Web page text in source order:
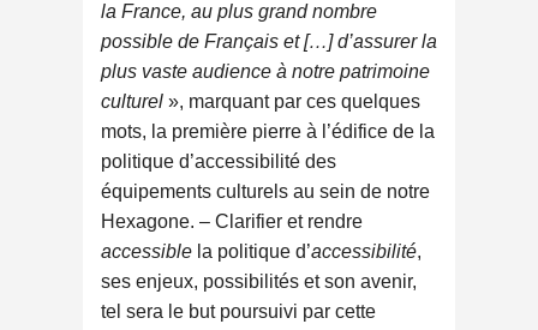
la France, au plus grand nombre
possible de Français et […] d’assurer la
plus vaste audience à notre patrimoine
culturel », marquant par ces quelques
mots, la première pierre à l’édifice de la
politique d’accessibilité des
équipements culturels au sein de notre
Hexagone. – Clarifier et rendre
accessible la politique d’accessibilité,
ses enjeux, possibilités et son avenir,
tel sera le but poursuivi par cette